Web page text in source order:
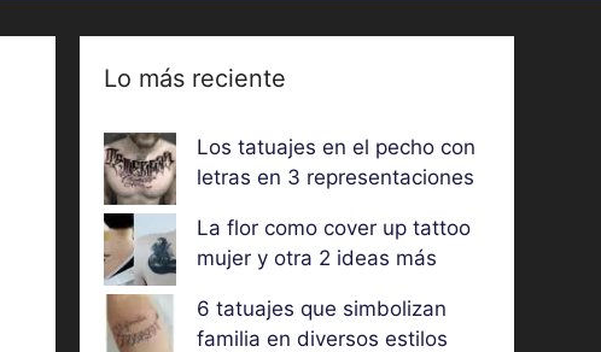
Lo más reciente
Los tatuajes en el pecho con
letras en 3 representaciones
La flor como cover up tattoo
mujer y otra 2 ideas más
6 tatuajes que simbolizan
familia en diversos estilos